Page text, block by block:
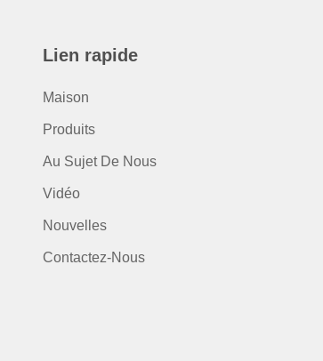
Lien rapide
Maison
Produits
Au Sujet De Nous
Vidéo
Nouvelles
Contactez-Nous